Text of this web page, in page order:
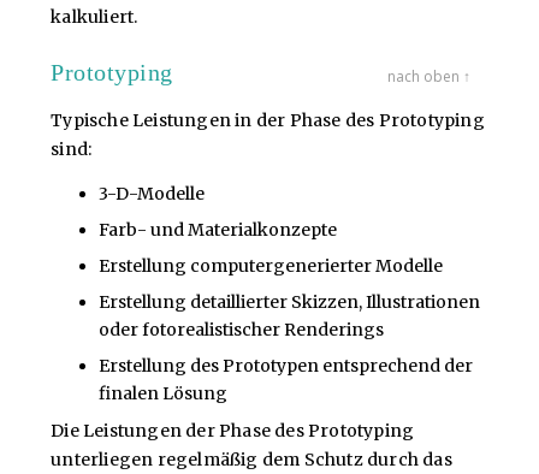
kalkuliert.
Prototyping nach oben ↑
Typische Leistungen in der Phase des Prototyping
sind:
3-D-Modelle
Farb- und Materialkonzepte
Erstellung computergenerierter Modelle
Erstellung detaillierter Skizzen, Illustrationen
oder fotorealistischer Renderings
Erstellung des Prototypen entsprechend der
finalen Lösung
Die Leistungen der Phase des Prototyping
unterliegen regelmäßig dem Schutz durch das